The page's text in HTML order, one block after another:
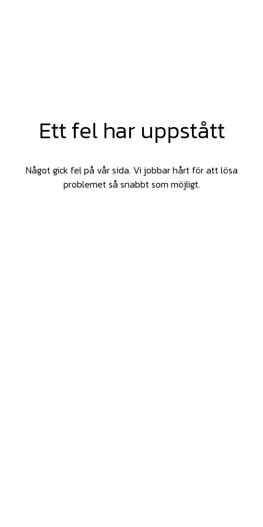
Ett fel har uppstått
Något gick fel på vår sida. Vi jobbar hårt för att lösa
problemet så snabbt som möjligt.